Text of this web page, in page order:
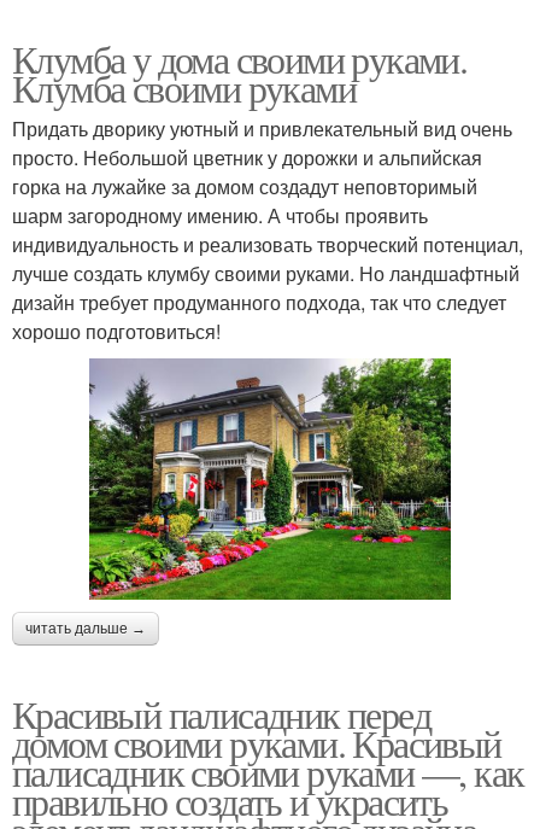
Клумба у дома своими руками.
Клумба своими руками
Придать дворику уютный и привлекательный вид очень
просто. Небольшой цветник у дорожки и альпийская
горка на лужайке за домом создадут неповторимый
шарм загородному имению. А чтобы проявить
индивидуальность и реализовать творческий потенциал,
лучше создать клумбу своими руками. Но ландшафтный
дизайн требует продуманного подхода, так что следует
хорошо подготовиться!
читать дальше →
Красивый палисадник перед
домом своими руками. Красивый
палисадник своими руками —, как
правильно создать и украсить